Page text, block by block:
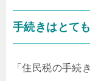
手続きはとて
「住民税の手続